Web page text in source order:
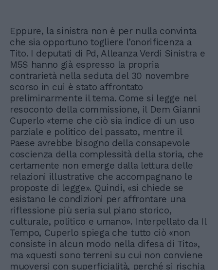
Eppure, la sinistra non è per nulla convinta
che sia opportuno togliere l’onorificenza a
Tito. I deputati di Pd, Alleanza Verdi Sinistra e
M5S hanno già espresso la propria
contrarietà nella seduta del 30 novembre
scorso in cui è stato affrontato
preliminarmente il tema. Come si legge nel
resoconto della commissione, il Dem Gianni
Cuperlo «teme che ciò sia indice di un uso
parziale e politico del passato, mentre il
Paese avrebbe bisogno della consapevole
coscienza della complessità della storia, che
certamente non emerge dalla lettura delle
relazioni illustrative che accompagnano le
proposte di legge». Quindi, «si chiede se
esistano le condizioni per affrontare una
riflessione più seria sul piano storico,
culturale, politico e umano». Interpellato da Il
Tempo, Cuperlo spiega che tutto ciò «non
consiste in alcun modo nella difesa di Tito»,
ma «questi sono terreni su cui non conviene
muoversi con superficialità, perché si rischia